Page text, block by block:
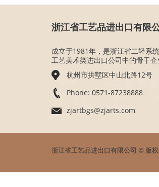
浙江省工艺品进出口有限
成立于1981年，是浙江省二轻系
工艺美术类进出口公司中的骨干企
杭州市拱墅区中山北路12号
Phone: 0571-87238888
zjartbgs@zjarts.com
浙江省工艺品进出口有限公司 © 版